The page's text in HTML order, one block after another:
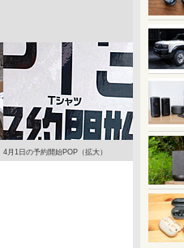
4月1日の予約開始POP（拡大）